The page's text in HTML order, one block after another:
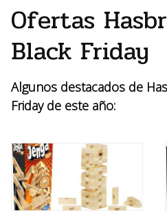
Ofertas
Black Friday
Algunos destacados de
Friday de este año: